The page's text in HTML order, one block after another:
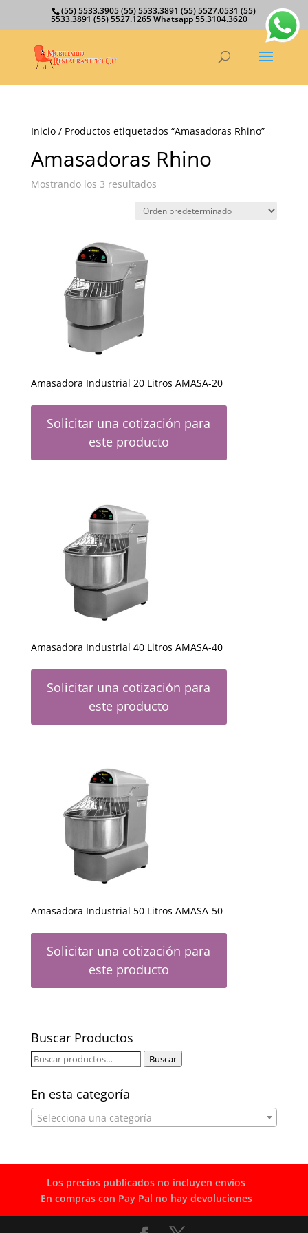
(55) 5533.3905 (55) 5533.3891 (55) 5527.0531 (55)
5533.3891 (55) 5527.1265 Whatsapp 55.3104.3620
Inicio/ Productos etiquetados “Amasadoras Rhino”
Amasadoras Rhino
Mostrando los 3 resultados
Amasadora Industrial 20 Litros AMASA-20
Solicitar una cotización para
este producto
Amasadora Industrial 40 Litros AMASA-40
Solicitar una cotización para
este producto
Amasadora Industrial 50 Litros AMASA-50
Solicitar una cotización para
este producto
Buscar Productos
Buscar
Buscar
En esta categoría
Selecciona una categoría
Los precios publicados no incluyen envíos
En compras con Pay Pal no hay devoluciones